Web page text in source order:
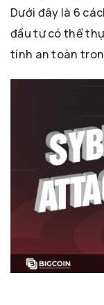
Dưới đây là 6
đầu tư có thể
tính an toàn